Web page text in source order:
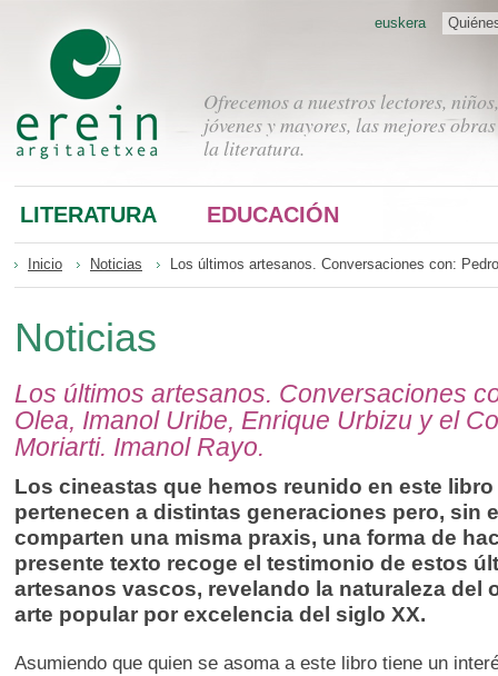
Ofrecemos a nuestros lectores, niños,
jóvenes y mayores, las mejores
la literatura.
euskera
LITERATURA EDUCACIÓN
Inicio Noticias Los últimos artesanos. Conversaciones con:
Noticias
Los últimos artesanos. Conversaciones
Olea, Imanol Uribe, Enrique Urbizu y el
Moriarti. Imanol Rayo.
Los cineastas que hemos reunido en este libro
pertenecen a distintas generaciones pero, sin
comparten una misma praxis, una forma de
presente texto recoge el testimonio de estos
artesanos vascos, revelando la naturaleza del
arte popular por excelencia del siglo XX.
Asumiendo que quien se asoma a este libro tiene un